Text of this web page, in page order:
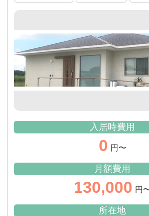
入居時費用
0 円〜
月額費用
130,000 円
所在地